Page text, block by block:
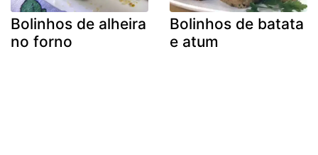
Bolinhos de alheira
no forno
Bolinhos de batata
e atum